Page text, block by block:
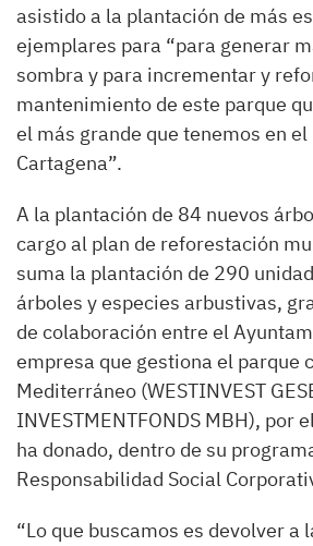
asistido a la plantación de más
ejemplares para “para generar
sombra y para incrementar y
mantenimiento de este parque
el más grande que tenemos en
Cartagena”.
A la plantación de 84 nuevos
cargo al plan de reforestación
suma la plantación de 290
árboles y especies arbustivas,
de colaboración entre el
empresa que gestiona el parque
Mediterráneo (WESTINVEST
INVESTMENTFONDS MBH), por
ha donado, dentro de su
Responsabilidad Social
“Lo que buscamos es devolver a